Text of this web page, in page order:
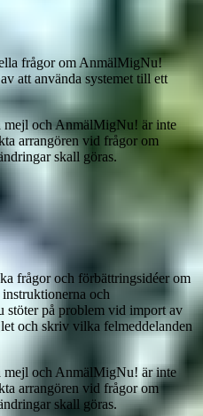
frågor om AnmälMigNu!
att använda systemet till ett
mejloch AnmälMigNu! är inte
arrangören vid frågor om
skall göras.
frågor och förbättringsidéer om
och
stöter på problem vid import av
och skriv vilka felmeddelanden
mejl och AnmälMigNu! är inte
arrangören vid frågor om
skall göras.